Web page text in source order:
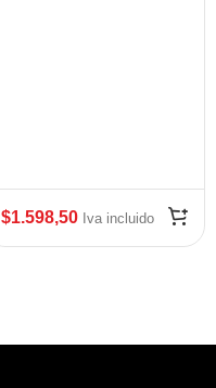
$1.598,50 Iva incluido